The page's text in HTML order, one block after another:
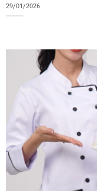
29/01/2026